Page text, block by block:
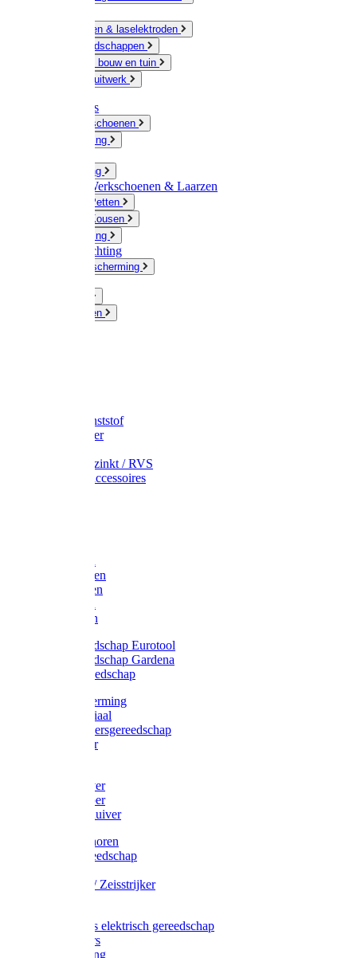
Slijpschijven & laselektroden
Handgereedschappen
IJzerwaren bouw en tuin
Hang en sluitwerk
Disposables
Werkhandschoenen
Regenkleding
Werkkleding
Wandel-/ Werkschoenen & Laarzen
Hoeden / Petten
Sokken / Kousen
Winterkleding
Winkelinrichting
Gelaatsbescherming
Knaagdieren
Emmer kunststof
Schepemmer
Emmer verzinkt / RVS
Regenton accessoires
Gazonharken
Asfaltharken
Hooiharken
Handgereedschap Eurotool
Handgereedschap Gardena
Kindergereedschap
Kniebescherming
Afzetmateriaal
Stratenmakersgereedschap
Straathamer
Mestschuiver
Mestschraper
Sneeuwschuiver
Zeis toebehoren
Baggergereedschap
Wetstenen / Zeisstrijker
Accessoires elektrisch gereedschap
Grasmaaiers
Tuinreiniging